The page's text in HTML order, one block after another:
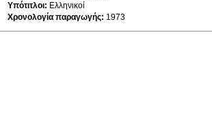
Υπότιτλοι: Ελληνικοί
Χρονολογία παραγωγής: 1973